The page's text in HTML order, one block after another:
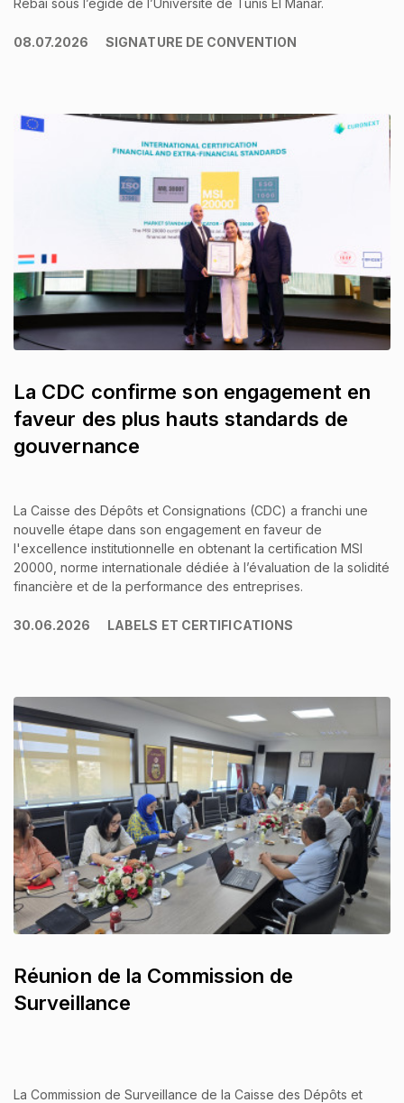
08.07.2026 SIGNATURE DE CONVENTION
La CDC confirme son engagement en
faveur des plus hauts standards de
gouvernance
La Caisse des Dépôts et Consignations (CDC) a franchi une
nouvelle étape dans son engagement en faveur de
l'excellence institutionnelle en obtenant la certification MSI
20000, norme internationale dédiée à l’évaluation de la solidité
financière et de la performance des entreprises.
30.06.2026 LABELS ET CERTIFICATIONS
Réunion de la Commission de
Surveillance
La Commission de Surveillance de la Caisse des Dépôts et